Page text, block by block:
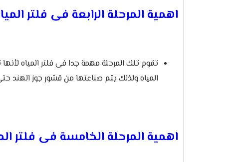
اهمية المرحلة الرابعة فى فلتر
تقوم تلك المرحلة مهمة جدا فى فلتر المياه
المياه ولذلك يتم صناعتها من قشور جوز الهند
اهمية المرحلة الخامسة فى فلتر